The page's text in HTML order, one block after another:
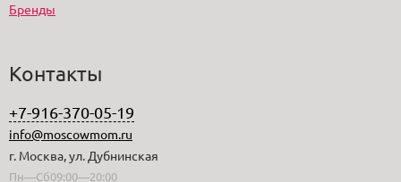
Бренды
Контакты
+7-916-370-05-19
info@moscowmom.ru
г. Москва, ул. Дубнинская
Пн—Сб09:00—20:00